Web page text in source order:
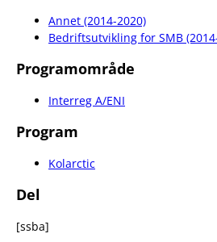
Annet (2014-2020)
Bedriftsutvikling for SMB
Programområde
Interreg A/ENI
Program
Kolarctic
Del
[ssba]